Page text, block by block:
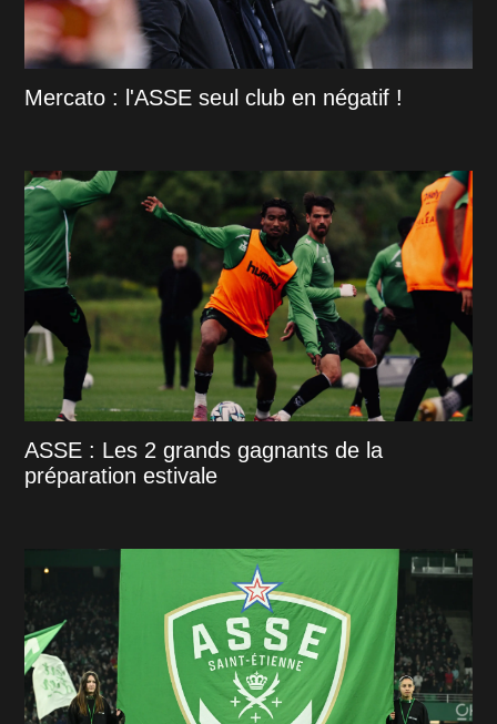
Mercato : l'ASSE seul club en négatif !
ASSE : Les 2 grands gagnants de la
préparation estivale